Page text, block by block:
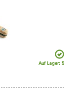
Auf Lager: 5